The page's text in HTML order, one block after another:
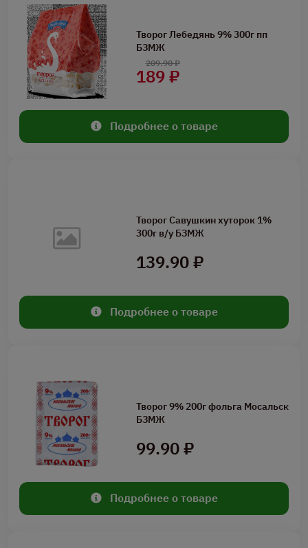
Творог Лебедянь 9% 300г пп
БЗМЖ
189 ₽
209.90 ₽
Подробнее о товаре
Творог Савушкин хуторок 1%
300г в/у БЗМЖ
139.90 ₽
Подробнее о товаре
Творог 9% 200г фольга Мосальск
БЗМЖ
99.90 ₽
Подробнее о товаре